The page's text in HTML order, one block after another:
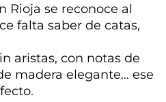
Rioja se reconoce al
falta saber de catas,
aristas, con notas de
madera elegante… ese